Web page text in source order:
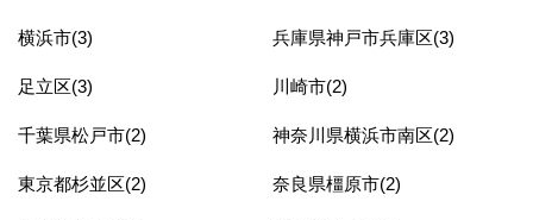
横浜市(3) 兵庫県神戸市兵庫区(3)
足立区(3) 川崎市(2)
千葉県松戸市(2) 神奈川県横浜市南区(2)
東京都杉並区(2) 奈良県橿原市(2)